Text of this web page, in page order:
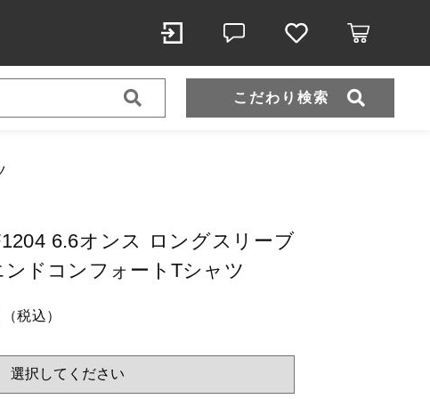
スポーツウェア（ドライ） スウェット
こだわり検索
6.6オンス ロングスリーブ
ドコンフォートTシャツ
（税込）
ンフォートTシャツ
（税込）
セール